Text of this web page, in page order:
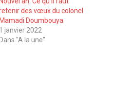
des vœux du colonel
Mamadi Doumbouya
1 janvier 2022
Dans "A la une"